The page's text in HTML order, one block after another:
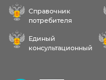
Справочник
потребителя
Единый
консультационный